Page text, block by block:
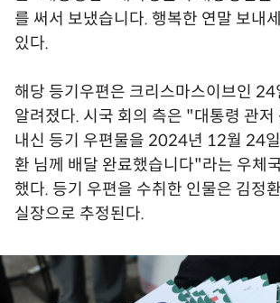
를 써서 보냈습니다. 행복한 연말 보내
있다.
해당 등기우편은 크리스마스이브인 24
알려졌다. 시국 회의 측은 "대통령 관저
내신 등기 우편물을 2024년 12월 24
환 님께 배달 완료했습니다"라는 우체
했다. 등기 우편을 수취한 인물은 김정
실장으로 추정된다.